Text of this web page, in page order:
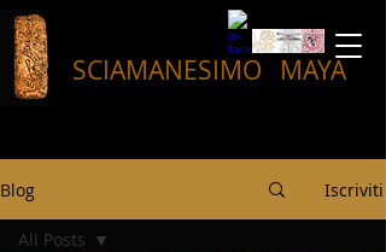
SCIAMANESIMO MAYA
Blog Iscriviti
All Posts